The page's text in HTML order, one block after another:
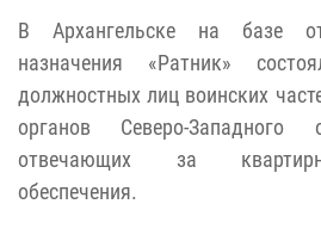
В Архангельске на базе
назначения «Ратник»
должностных лиц воинских
органов Северо-Западного
отвечающих за квартирно-
обеспечения.